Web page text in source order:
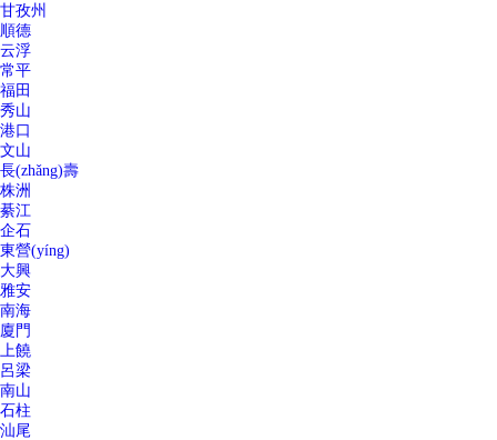
甘孜州
順德
云浮
常平
福田
秀山
港口
文山
長(zhǎng)壽
株洲
綦江
企石
東營(yíng)
大興
雅安
南海
廈門
上饒
呂梁
南山
石柱
汕尾